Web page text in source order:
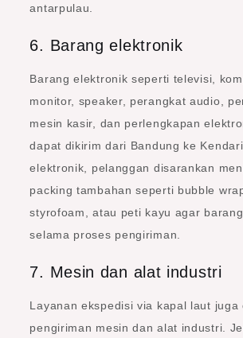
antarpulau.
6. Barang elektronik
Barang elektronik seperti televisi,
monitor, speaker, perangkat audio,
mesin kasir, dan perlengkapan
dapat dikirim dari Bandung ke
elektronik, pelanggan disarankan
packing tambahan seperti bubble
styrofoam, atau peti kayu agar
selama proses pengiriman.
7. Mesin dan alat industri
Layanan ekspedisi via kapal laut juga
pengiriman mesin dan alat industri.